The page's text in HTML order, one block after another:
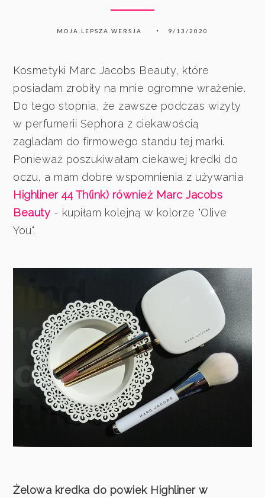
MOJA LEPSZA WERSJA 9/13/2020
Kosmetyki Marc Jacobs Beauty, które
posiadam zrobiły na mnie ogromne wrażenie.
Do tego stopnia, że zawsze podczas wizyty
w perfumerii Sephora z ciekawością
zagladam do firmowego standu tej marki.
Ponieważ poszukiwałam ciekawej kredki do
oczu, a mam dobre wspomnienia z używania
Highliner 44 Th(ink) również Marc Jacobs
Beauty - kupiłam kolejną w kolorze "Olive
You".
Żelowa kredka do powiek Highliner w